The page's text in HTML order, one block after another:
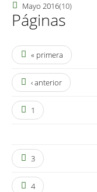
Mayo 2016(10)
Páginas
« primera
‹ anterior
1
3
4